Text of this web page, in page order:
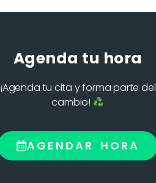
Agenda tu hora
¡Agenda tu cita y forma parte del
cambio!
AGENDAR HORA